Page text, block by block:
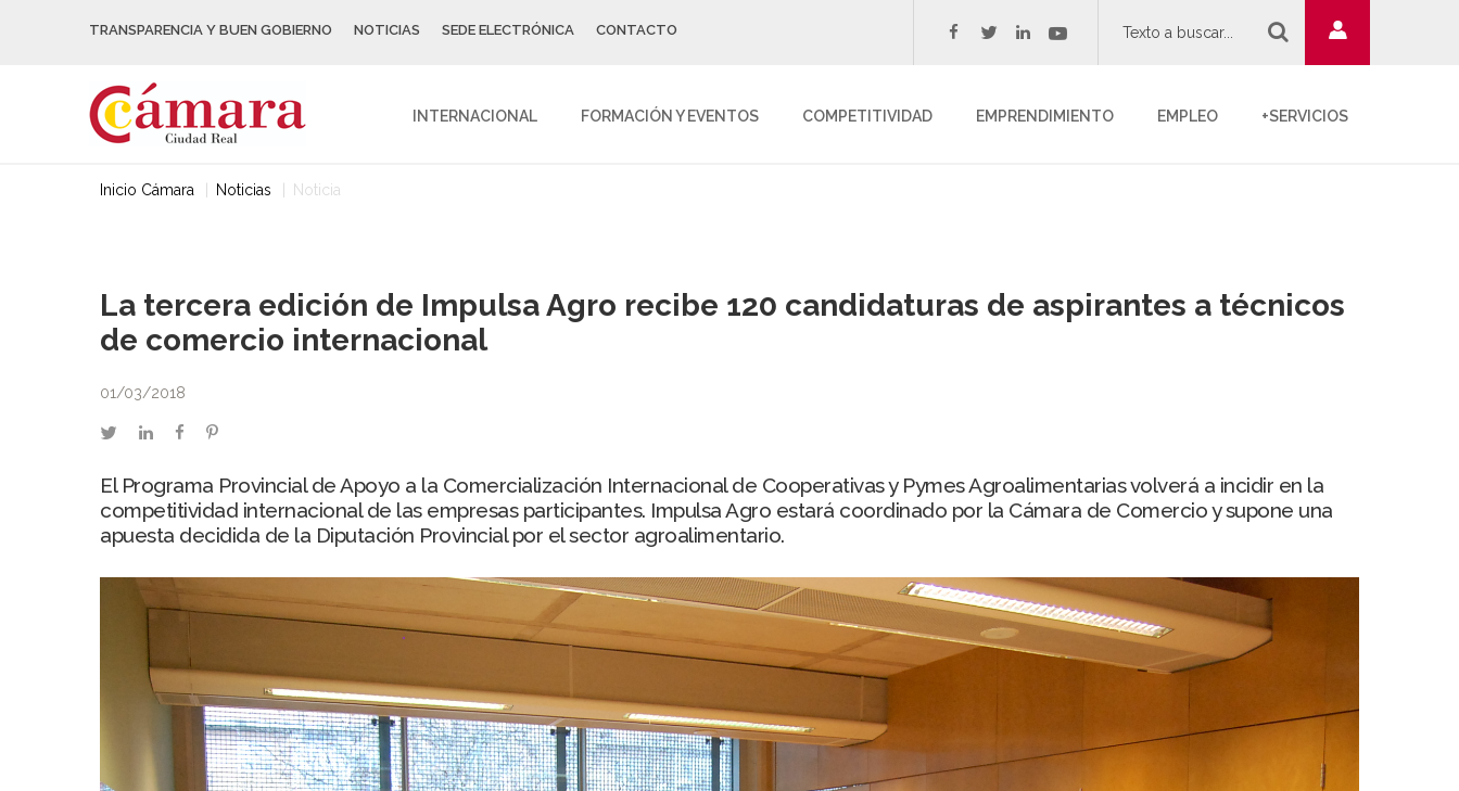
TRANSPARENCIA Y BUEN GOBIERNO NOTICIAS SEDE ELECTRÓNICA CONTACTO facebook
twitterlinkedinyoutube
INTERNACIONAL FORMACIÓN Y EVENTOS COMPETITIVIDAD EMPRENDIMIENTO EMPLEO +SERVICIOS
Inicio Cámara Noticias Noticia
La tercera edición de Impulsa Agro recibe 120 candidaturas de aspirantes a técnicos
de comercio internacional
01/03/2018
twitterlinkedinfacebookpinterest
El Programa Provincial de Apoyo a la Comercialización Internacional de Cooperativas y Pymes Agroalimentarias volverá a incidir en la
competitividad internacional de las empresas participantes. Impulsa Agro estará coordinado por la Cámara de Comercio y supone una
apuesta decidida de la Diputación Provincial por el sector agroalimentario.